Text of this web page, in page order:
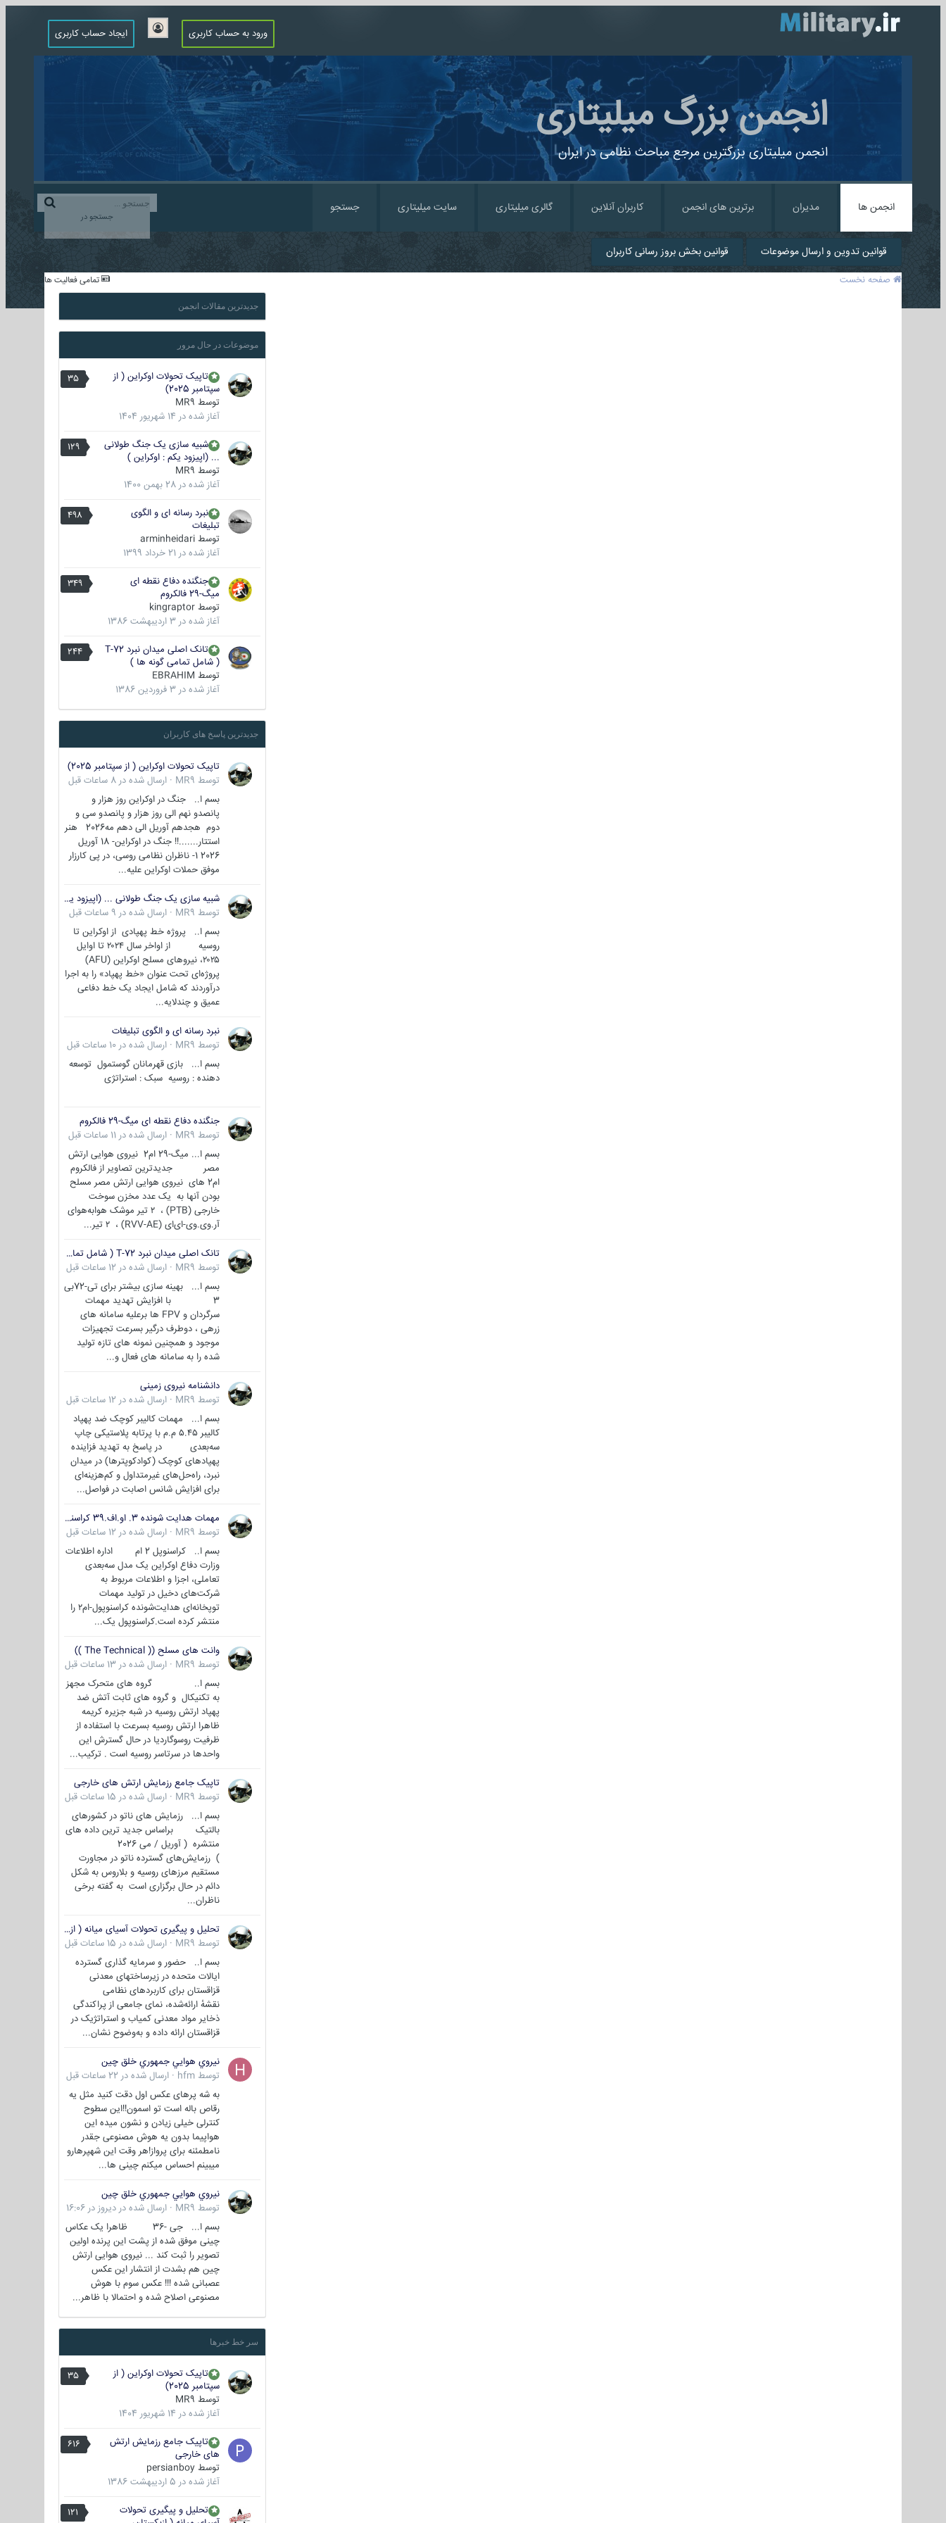
ورود به حساب کاربری ایجاد حساب کاربری
انجمن بزرگ میلیتاری
انجمن میلیتاری بزرگترین مرجع مباحث نظامی در ایران
جستجو در
انجمن ها مدیران برترین های انجمن کاربران آنلاین گالری میلیتاری سایت میلیتاری جستجو
قوانین تدوین و ارسال موضوعات قوانین بخش بروز رسانی کاربران
تمامی فعالیت ها صفحه نخست
جدیدترین مقالات انجمن
موضوعات در حال مرور
35
تاپیک تحولات اوکراین ( از
سپتامبر 2025)
توسط MR9
آغاز شده در 14 شهریور 1404
129
شبیه سازی یک جنگ طولانی
... (اپیزود یکم : اوکراین )
توسط MR9
آغاز شده در 28 بهمن 1400
498
نبرد رسانه ای و الگوی
تبلیغات
توسط arminheidari
آغاز شده در 21 خرداد 1399
349
جنگنده دفاع نقطه ای
میگ-29 فالکروم
توسط kingraptor
آغاز شده در 3 اردیبهشت 1386
244
تانک اصلی میدان نبرد T-72
( شامل تمامی گونه ها )
توسط EBRAHIM
آغاز شده در 3 فروردین 1386
جدیدترین پاسخ های کاربران
تاپیک تحولات اوکراین ( از سپتامبر 2025)
توسط MR9
· ارسال شده در 8 ساعات قبل
بسم ا.. جنگ در اوکراین روز هزار و
پانصدو نهم الی روز هزار و پانصدو سی و
دوم هجدهم آوریل الی دهم مه2026 هنر
استتار.......!! جنگ در اوکراین- 18 آوریل
2026 1- ناظران نظامی روسی، در پی کارزار
موفق حملات اوکراین علیه...
شبیه سازی یک جنگ طولانی ... (اپیزود یکم : اوکراین )
توسط MR9
· ارسال شده در 9 ساعات قبل
بسم ا.. پروژه خط پهپادی از اوکراین تا
روسیه از اواخر سال ۲۰۲۴ تا اوایل
۲۰۲۵، نیروهای مسلح اوکراین (AFU)
پروژه‌ای تحت عنوان «خط پهپاد» را به اجرا
درآوردند که شامل ایجاد یک خط دفاعی
عمیق و چندلایه...
نبرد رسانه ای و الگوی تبلیغات
توسط MR9
· ارسال شده در 10 ساعات قبل
بسم ا... بازی قهرمانان گوستمول توسعه
دهنده : روسیه سبک : استراتژی
جنگنده دفاع نقطه ای میگ-29 فالکروم
توسط MR9
· ارسال شده در 11 ساعات قبل
بسم ا... میگ-29 ام2 نیروی هوایی ارتش
مصر جدیدترین تصاویر از فالکروم
ام2 های نیروی هوایی ارتش مصر مسلح
بودن آنها به یک عدد مخزن سوخت
خارجی (PTB) ، ۲ تیر موشک هوابه‌هوای
آر.وی.وی-ای‌ای (RVV-AE) ، ۲ تیر...
تانک اصلی میدان نبرد T-72 ( شامل تمامی گونه ها )
توسط MR9
· ارسال شده در 12 ساعات قبل
بسم ا... بهینه سازی بیشتر برای تی-72بی
3 با افزایش تهدید مهمات
سرگردان و FPV ها برعلیه سامانه های
زرهی ، دوطرف درگیر بسرعت تجهیزات
موجود و همچنین نمونه های تازه تولید
شده را به سامانه های فعال و...
دانشنامه نیروی زمینی
توسط MR9
· ارسال شده در 12 ساعات قبل
بسم ا... مهمات کالیبر کوچک ضد پهپاد
کالیبر ۵.۴۵ م.م با پرتابه پلاستیکی چاپ
سه‌بعدی در پاسخ به تهدید فزاینده
پهپادهای کوچک (کوادکوپترها) در میدان
نبرد، راه‌حل‌های غیرمتداول و کم‌هزینه‌ای
برای افزایش شانس اصابت در فواصل...
مهمات هدایت شونده 3. او.اف.39 کراسنوپل/بصیر( Krasnopol 3OF39 )
توسط MR9
· ارسال شده در 12 ساعات قبل
بسم ا.. کراسنوپل 2 ام اداره اطلاعات
وزارت دفاع اوکراین یک مدل سه‌بعدی
تعاملی، اجزا و اطلاعات مربوط به
شرکت‌های دخیل در تولید مهمات
توپخانه‌ای هدایت‌شونده کراسنوپول-ام۲ را
منتشر کرده است.کراسنوپول یک...
وانت های مسلح (( The Technical ))
توسط MR9
· ارسال شده در 13 ساعات قبل
بسم ا.. گروه های متحرک مجهز
به تکنیکال و گروه های ثابت آتش ضد
پهپاد ارتش روسیه در شبه جزیره کریمه
ظاهرا ارتش روسیه بسرعت با استفاده از
ظرفیت روسوگاردیا در حال گسترش این
واحدها در سرتاسر روسیه است . ترکیب...
تاپیک جامع رزمایش ارتش های خارجی
توسط MR9
· ارسال شده در 15 ساعات قبل
بسم ا... رزمایش های ناتو در کشورهای
بالتیک براساس جدید ترین داده های
منتشره ( آوریل / می 2026
) رزمایش‌های گسترده ناتو در مجاورت
مستقیم مرزهای روسیه و بلاروس به شکل
دائم در حال برگزاری است به گفته برخی
ناظران...
تحلیل و پیگیری تحولات آسیای میانه ( ازبکستان، تاجیکستان، ترکمنستان، قزاقستان و قرقیزستان )
توسط MR9
· ارسال شده در 15 ساعات قبل
بسم ا.. حضور و سرمایه گذاری گسترده
ایالات متحده در زیرساختهای معدنی
قزاقستان برای کاربردهای نظامی
نقشهٔ ارائه‌شده، نمای جامعی از پراکندگی
ذخایر مواد معدنی کمیاب و استراتژیک در
قزاقستان ارائه داده و به‌وضوح نشان...
نيروي هوايي جمهوري خلق چين
توسط hfm
· ارسال شده در 22 ساعات قبل
به شه پرهای عکس اول دقت کنید مثل یه
رقاص باله است تو اسمون!!این سطوح
کنترلی خیلی زیادن و نشون میده این
هواپیما بدون یه هوش مصنوعی جقدر
نامطمئنه برای پرواز!هر وقت این شهپرهارو
میبینم احساس میکنم چینی ها...
نيروي هوايي جمهوري خلق چين
توسط MR9
· ارسال شده در دیروز در 16:06
بسم ا... جی -36 ظاهرا یک عکاس
چینی موفق شده از پشت این پرنده اولین
تصویر را ثبت کند ... نیروی هوایی ارتش
چین هم بشدت از انتشار این عکس
عصبانی شده !!! عکس سوم با هوش
مصنوعی اصلاح شده و احتمالا با ظاهر...
سر خط خبرها
35
تاپیک تحولات اوکراین ( از
سپتامبر 2025)
توسط MR9
آغاز شده در 14 شهریور 1404
616
تاپیک جامع رزمایش ارتش
های خارجی
توسط persianboy
آغاز شده در 5 اردیبهشت 1386
121
تحلیل و پیگیری تحولات